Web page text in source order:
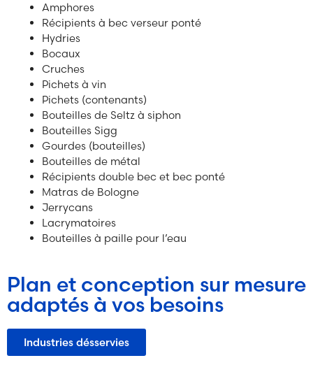
Amphores
Récipients à bec verseur ponté
Hydries
Bocaux
Cruches
Pichets à vin
Pichets (contenants)
Bouteilles de Seltz à siphon
Bouteilles Sigg
Gourdes (bouteilles)
Bouteilles de métal
Récipients double bec et bec ponté
Matras de Bologne
Jerrycans
Lacrymatoires
Bouteilles à paille pour l’eau
Plan et conception sur mesure
adaptés à vos besoins
Industries désservies